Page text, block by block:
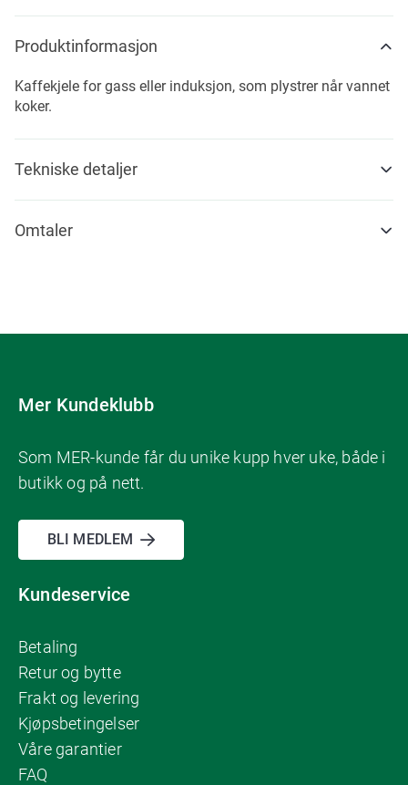
Produktinformasjon
Kaffekjele for gass eller induksjon, som plystrer når vannet
koker.
Tekniske detaljer
Omtaler
Mer Kundeklubb
Som MER-kunde får du unike kupp hver uke, både i
butikk og på nett.
BLI MEDLEM
Kundeservice
Betaling
Retur og bytte
Frakt og levering
Kjøpsbetingelser
Våre garantier
FAQ